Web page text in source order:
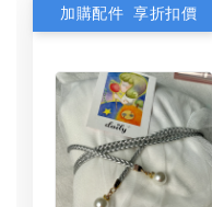
加購配件 享折扣價